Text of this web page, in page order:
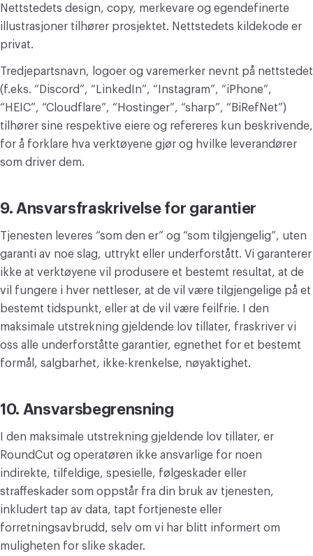
Nettstedets design, copy, merkevare og egendefinerte
illustrasjoner tilhører prosjektet. Nettstedets kildekode er
privat.
Tredjepartsnavn, logoer og varemerker nevnt på nettstedet
(f.eks. “Discord”, “LinkedIn”, “Instagram”, “iPhone”,
“HEIC”, “Cloudflare”, “Hostinger”, “sharp”, “BiRefNet”)
tilhører sine respektive eiere og refereres kun beskrivende,
for å forklare hva verktøyene gjør og hvilke leverandører
som driver dem.
9. Ansvarsfraskrivelse for garantier
Tjenesten leveres “som den er” og “som tilgjengelig”, uten
garanti av noe slag, uttrykt eller underforstått. Vi garanterer
ikke at verktøyene vil produsere et bestemt resultat, at de
vil fungere i hver nettleser, at de vil være tilgjengelige på et
bestemt tidspunkt, eller at de vil være feilfrie. I den
maksimale utstrekning gjeldende lov tillater, fraskriver vi
oss alle underforståtte garantier, egnethet for et bestemt
formål, salgbarhet, ikke-krenkelse, nøyaktighet.
10. Ansvarsbegrensning
I den maksimale utstrekning gjeldende lov tillater, er
RoundCut og operatøren ikke ansvarlige for noen
indirekte, tilfeldige, spesielle, følgeskader eller
straffeskader som oppstår fra din bruk av tjenesten,
inkludert tap av data, tapt fortjeneste eller
forretningsavbrudd, selv om vi har blitt informert om
muligheten for slike skader.